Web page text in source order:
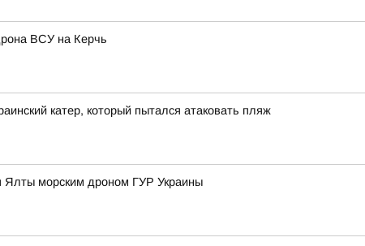
ВСУ на Керчь
катер, который пытался атаковать пляж
Ялты морским дроном ГУР Украины